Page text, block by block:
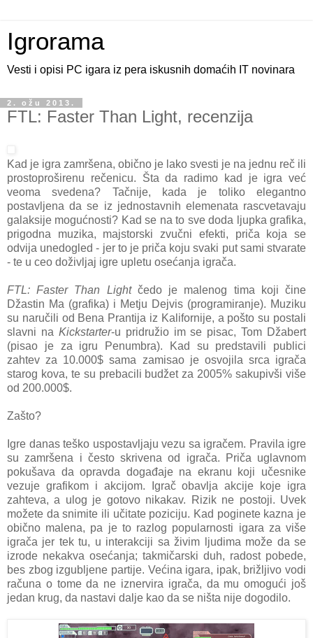
Igrorama
Vesti i opisi PC igara iz pera iskusnih domaćih IT novinara
2. ožu 2013.
FTL: Faster Than Light, recenzija
Kad je igra zamršena, obično je lako svesti je na jednu reč ili
prostoproširenu rečenicu. Šta da radimo kad je igra već
veoma svedena? Tačnije, kada je toliko elegantno
postavljena da se iz jednostavnih elemenata rascvetavaju
galaksije mogućnosti? Kad se na to sve doda ljupka grafika,
prigodna muzika, majstorski zvučni efekti, priča koja se
odvija unedogled - jer to je priča koju svaki put sami stvarate
- te u ceo doživljaj igre upletu osećanja igrača.
FTL: Faster Than Lightčedo je malenog tima koji čine
Džastin Ma (grafika) i Metju Dejvis (programiranje). Muziku
su naručili od Bena Prantija iz Kalifornije, a pošto su postali
slavni na Kickstarter-u pridružio im se pisac, Tom Džabert
(pisao je za igru Penumbra). Kad su predstavili publici
zahtev za 10.000$ sama zamisao je osvojila srca igrača
starog kova, te su prebacili budžet za 2005% sakupivši više
od 200.000$.
Zašto?
Igre danas teško uspostavljaju vezu sa igračem. Pravila igre
su zamršena i često skrivena od igrača. Priča uglavnom
pokušava da opravda događaje na ekranu koji učesnike
vezuje grafikom i akcijom. Igrač obavlja akcije koje igra
zahteva, a ulog je gotovo nikakav. Rizik ne postoji. Uvek
možete da snimite ili učitate poziciju. Kad poginete kazna je
obično malena, pa je to razlog popularnosti igara za više
igrača jer tek tu, u interakciji sa živim ljudima može da se
izrode nekakva osećanja; takmičarski duh, radost pobede,
bes zbog izgubljene partije. Većina igara, ipak, brižljivo vodi
računa o tome da ne iznervira igrača, da mu omogući još
jedan krug, da nastavi dalje kao da se ništa nije dogodilo.